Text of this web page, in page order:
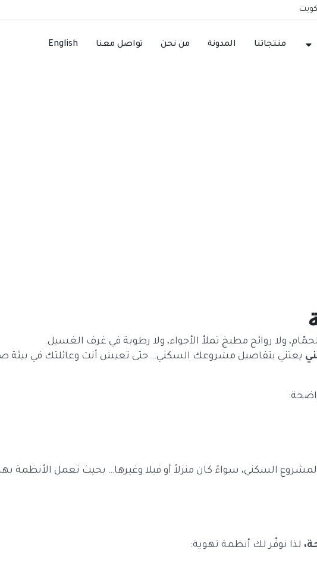
منتجاتنا المدونة من نحن تواصل معنا English
ولا روائح مطبخ تملأ الأجواء، ولا رطوبة في غرف الغسيل.
يعتني بتفاصيل مشروعك السكني… حتى تعيش أنت وعائلتك في بيئة
السكني، سواءً كان منزلاً أو فيلا وغيرها… بحيث تعمل الأنظمة
لذا نوفّر لك أنظمة تهوية: